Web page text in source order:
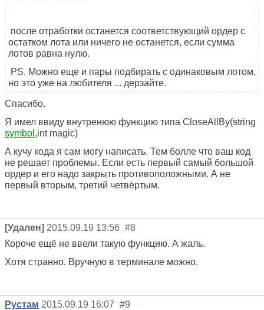
после отработки останется соответствующий ордер с
остатком лота или ничего не останется, если сумма
лотов равна нулю.
PS. Можно еще и пары подбирать с одинаковым лотом,
но это уже на любителя ... дерзайте.
Спасибо.
Я имел ввиду внутренюю функцию типа CloseAllBy(string
symbol ,int magic)
А кучу кода я сам могу написать. Тем болле что ваш код
не решает проблемы. Если есть первый самый большой
ордер и его надо закрыть противоположными. А не
первый вторым, третий четвёртым.
[Удален] 2015.09.19 13:56 #8
Короче ещё не ввели такую функцию. А жаль.
Хотя странно. Вручную в терминале можно.
Рустам 2015.09.19 16:07 #9